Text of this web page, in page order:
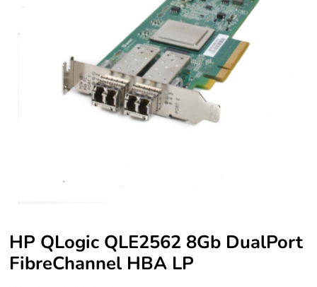
HP QLogic QLE2562 8Gb DualPort
FibreChannel HBA LP